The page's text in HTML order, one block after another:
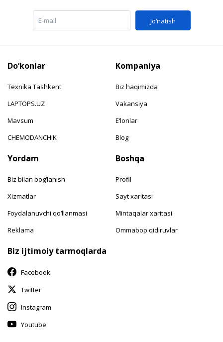
Jo‘natish
Do‘konlar
Texnika Tashkent
LAPTOPS.UZ
Mavsum
CHEMODANCHIK
Kompaniya
Biz haqimizda
Vakansiya
E‘lonlar
Blog
Yordam
Biz bilan bog‘lanish
Xizmatlar
Foydalanuvchi qo‘llanmasi
Reklama
Boshqa
Profil
Sayt xaritasi
Mintaqalar xaritasi
Ommabop qidiruvlar
Biz ijtimoiy tarmoqlarda
Facebook
Twitter
Instagram
Youtube